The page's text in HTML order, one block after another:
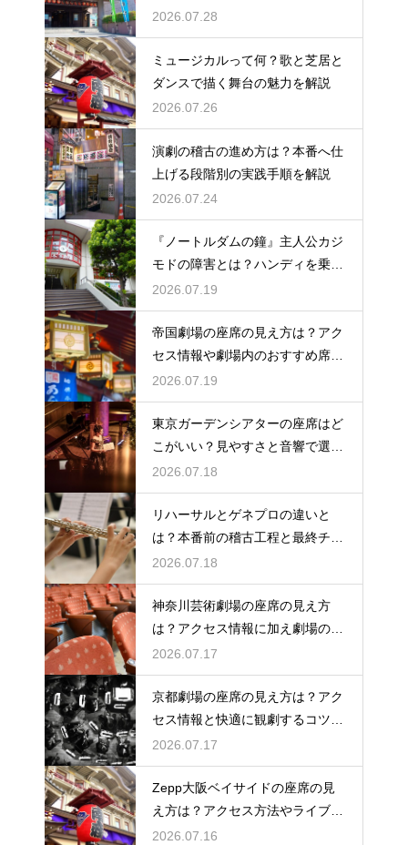
2026.07.28
ミュージカルって何？歌と芝居と
ダンスで描く舞台の魅力を解説
2026.07.26
演劇の稽古の進め方は？本番へ仕
上げる段階別の実践手順を解説
2026.07.24
『ノートルダムの鐘』主人公カジ
モドの障害とは？ハンディを乗り
越える姿に感動
2026.07.19
帝国劇場の座席の見え方は？アク
セス情報や劇場内のおすすめ席を
徹底ガイド
2026.07.19
東京ガーデンシアターの座席はど
こがいい？見やすさと音響で選ぶ
おすすめのポジション
2026.07.18
リハーサルとゲネプロの違いと
は？本番前の稽古工程と最終チェ
ックの意味を解説
2026.07.18
神奈川芸術劇場の座席の見え方
は？アクセス情報に加え劇場の魅
力を徹底解説
2026.07.17
京都劇場の座席の見え方は？アク
セス情報と快適に観劇するコツを
事前にチェック
2026.07.17
Zepp大阪ベイサイドの座席の見
え方は？アクセス方法やライブを
楽しむポイントを紹介
2026.07.16